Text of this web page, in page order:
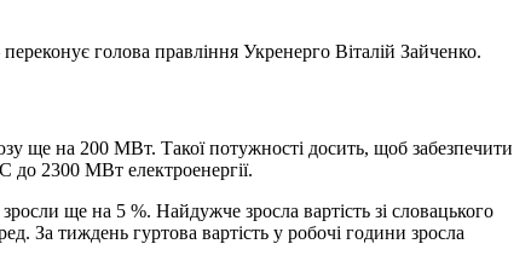
голова правління Укренерго Віталій Зайченко.
ще на 200 МВт. Такої потужності досить, щоб забезпечити
до 2300 МВт електроенергії.
ще на 5 %. Найдужче зросла вартість зі словацького
За тиждень гуртова вартість у робочі години зросла